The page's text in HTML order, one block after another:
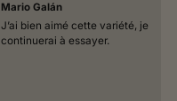
Mario Galán
J’ai bien aimé cette variété, je
continuerai à essayer.